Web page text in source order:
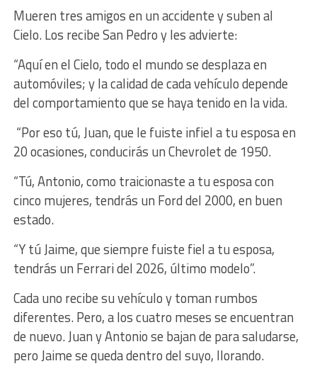
Mueren tres amigos en un accidente y suben al
Cielo. Los recibe San Pedro y les advierte:
“Aquí en el Cielo, todo el mundo se desplaza en
automóviles; y la calidad de cada vehículo depende
del comportamiento que se haya tenido en la vida.
“Por eso tú, Juan, que le fuiste infiel a tu esposa en
20 ocasiones, conducirás un Chevrolet de 1950.
“Tú, Antonio, como traicionaste a tu esposa con
cinco mujeres, tendrás un Ford del 2000, en buen
estado.
“Y tú Jaime, que siempre fuiste fiel a tu esposa,
tendrás un Ferrari del 2026, último modelo”.
Cada uno recibe su vehículo y toman rumbos
diferentes. Pero, a los cuatro meses se encuentran
de nuevo. Juan y Antonio se bajan de para saludarse,
pero Jaime se queda dentro del suyo, llorando.